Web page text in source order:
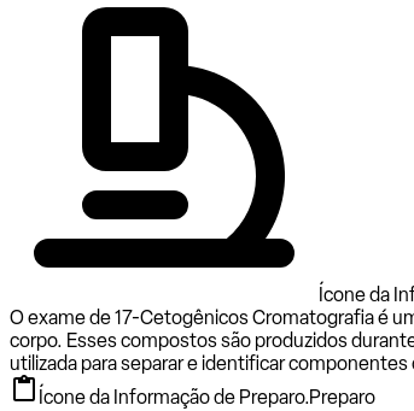
Ícone da
O exame de 17-Cetogênicos Cromatografia é
corpo. Esses compostos são produzidos
utilizada para separar e identificar
Ícone da Informação de Preparo.Preparo